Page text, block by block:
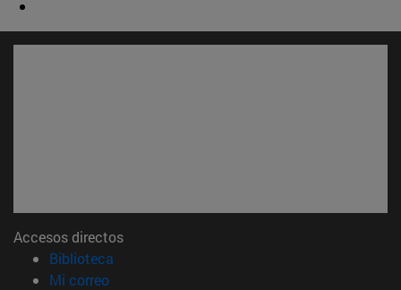
Accesos directos
Biblioteca
Mi correo(abre en nueva ventana)